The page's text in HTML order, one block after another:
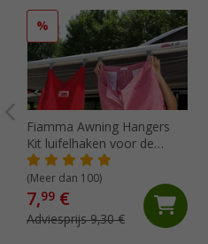
%
Fiamma Awning Hangers
Kit luifelhaken voor de
peesgeleider
(Meer dan 100)
7,99 €
Adviesprijs 9,30 €